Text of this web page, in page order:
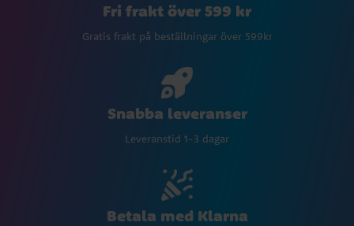
Fri frakt över 599 kr
Gratis frakt på beställningar över 599kr
Snabba leveranser
Leveranstid 1-3 dagar
Betala med Klarna